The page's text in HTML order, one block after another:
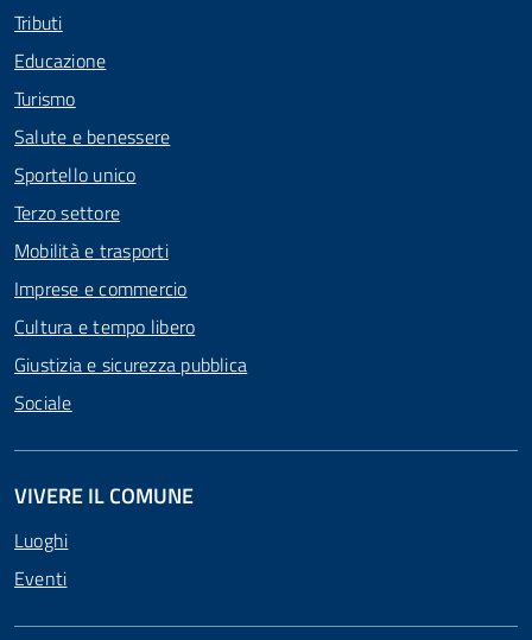
Tributi
Educazione
Turismo
Salute e benessere
Sportello unico
Terzo settore
Mobilità e trasporti
Imprese e commercio
Cultura e tempo libero
Giustizia e sicurezza pubblica
Sociale
VIVERE IL COMUNE
Luoghi
Eventi